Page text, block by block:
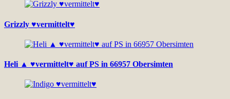
Grizzly ♥vermittelt♥
Heli ▲ ♥vermittelt♥ auf PS in 66957 Obersimten